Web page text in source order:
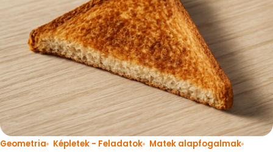
Geometria Képletek - Feladatok
Matek alapfogalmak